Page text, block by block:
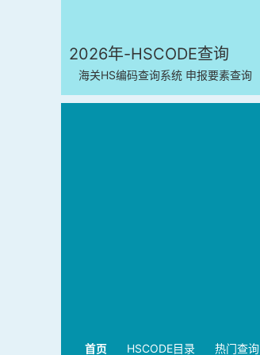
2026年-HSCODE查询
海关HS编码查询系统 申报要素查询
首页 HSCODE目录 热门查询